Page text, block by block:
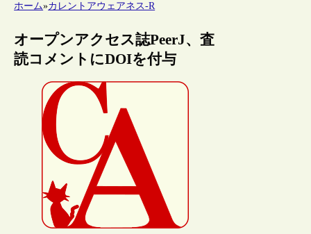
ホーム»カレントアウェアネス-R
オープンアクセス誌PeerJ、査
読コメントにDOIを付与